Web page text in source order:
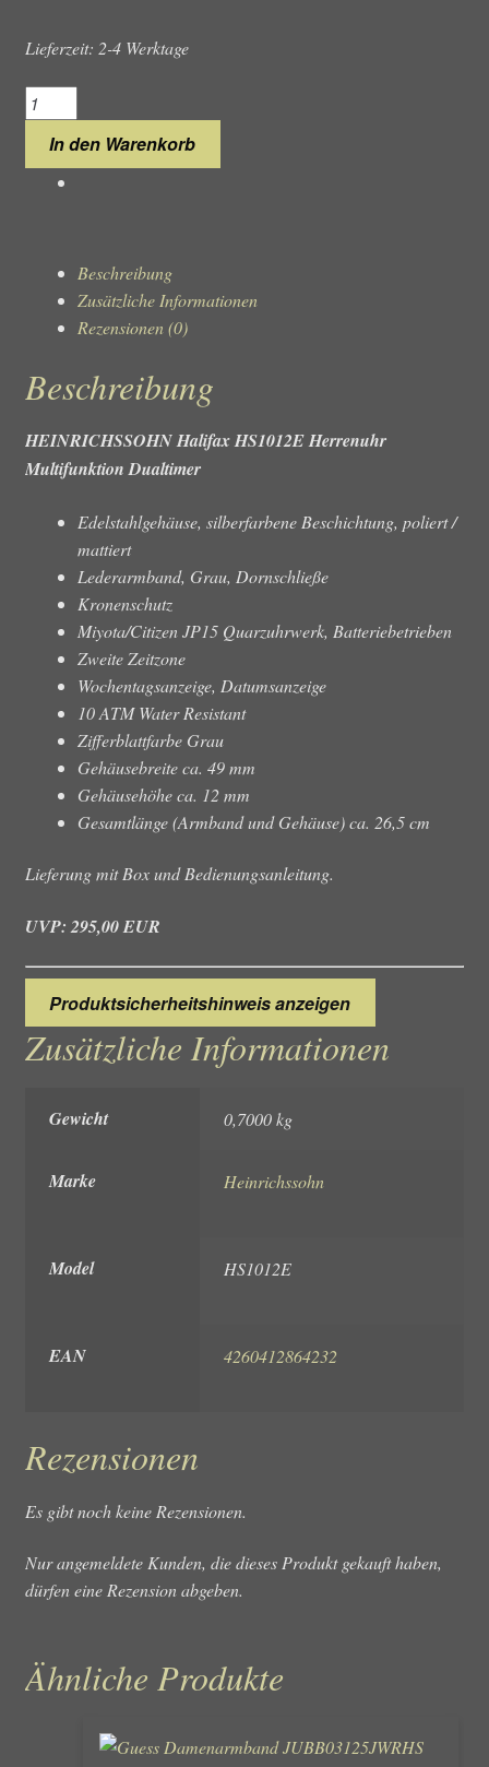
Lieferzeit: 2-4 Werktage
HEINRICHSSOHN
Halifax
HS1012E
Herrenuhr
In den Warenkorb
Beschreibung
Zusätzliche Informationen
Rezensionen (0)
Beschreibung
HEINRICHSSOHN Halifax HS1012E Herrenuhr
Multifunktion Dualtimer
Edelstahlgehäuse, silberfarbene Beschichtung, poliert /
mattiert
Lederarmband, Grau, Dornschließe
Kronenschutz
Miyota/Citizen JP15 Quarzuhrwerk, Batteriebetrieben
Zweite Zeitzone
Wochentagsanzeige, Datumsanzeige
10 ATM Water Resistant
Zifferblattfarbe Grau
Gehäusebreite ca. 49 mm
Gehäusehöhe ca. 12 mm
Gesamtlänge (Armband und Gehäuse) ca. 26,5 cm
Lieferung mit Box und Bedienungsanleitung.
UVP: 295,00 EUR
Produktsicherheitshinweis anzeigen
Zusätzliche Informationen
Gewicht 0,7000 kg
Marke Heinrichssohn
Model HS1012E
EAN 4260412864232
Rezensionen
Es gibt noch keine Rezensionen.
Nur angemeldete Kunden, die dieses Produkt gekauft haben,
dürfen eine Rezension abgeben.
Ähnliche Produkte